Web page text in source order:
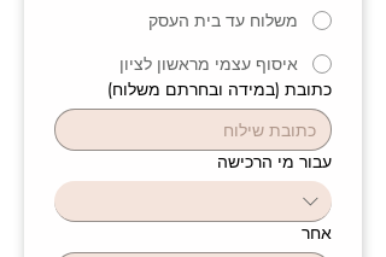
משלוח עד בית העסק
איסוף עצמי מראשון לציון
כתובת (במידה ובחרתם משלוח)
עבור מי הרכישה
אחר